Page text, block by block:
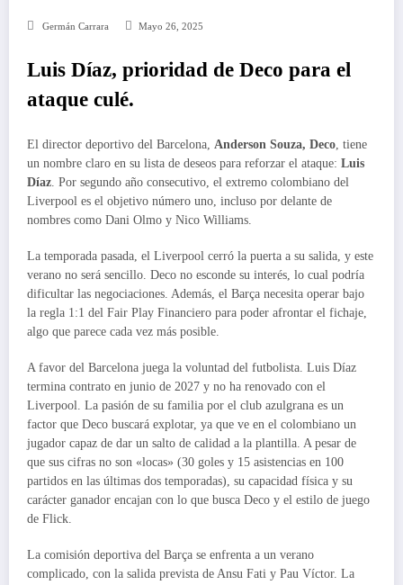
Germán Carrara Mayo 26, 2025
Luis Díaz, prioridad de Deco para el
ataque culé.
El director deportivo del Barcelona, Anderson Souza, Deco , tiene
un nombre claro en su lista de deseos para reforzar el ataque: Luis
Díaz . Por segundo año consecutivo, el extremo colombiano del
Liverpool es el objetivo número uno, incluso por delante de
nombres como Dani Olmo y Nico Williams.
La temporada pasada, el Liverpool cerró la puerta a su salida, y este
verano no será sencillo. Deco no esconde su interés, lo cual podría
dificultar las negociaciones. Además, el Barça necesita operar bajo
la regla 1:1 del Fair Play Financiero para poder afrontar el fichaje,
algo que parece cada vez más posible.
A favor del Barcelona juega la voluntad del futbolista. Luis Díaz
termina contrato en junio de 2027 y no ha renovado con el
Liverpool. La pasión de su familia por el club azulgrana es un
factor que Deco buscará explotar, ya que ve en el colombiano un
jugador capaz de dar un salto de calidad a la plantilla. A pesar de
que sus cifras no son «locas» (30 goles y 15 asistencias en 100
partidos en las últimas dos temporadas), su capacidad física y su
carácter ganador encajan con lo que busca Deco y el estilo de juego
de Flick.
La comisión deportiva del Barça se enfrenta a un verano
complicado, con la salida prevista de Ansu Fati y Pau Víctor. La